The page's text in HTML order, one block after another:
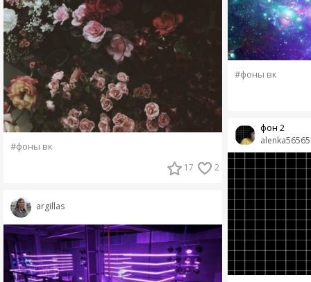
#фоны вк
17 2
argillas
#фоны вк
фон 2